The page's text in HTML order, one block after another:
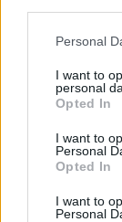
Personal
I want to
personal
Opted In
I want to
Personal
Opted In
I want to
Personal
Bemutatkozás:
bútorok,
néprajzi tárgyak
a tárgyfelvétel